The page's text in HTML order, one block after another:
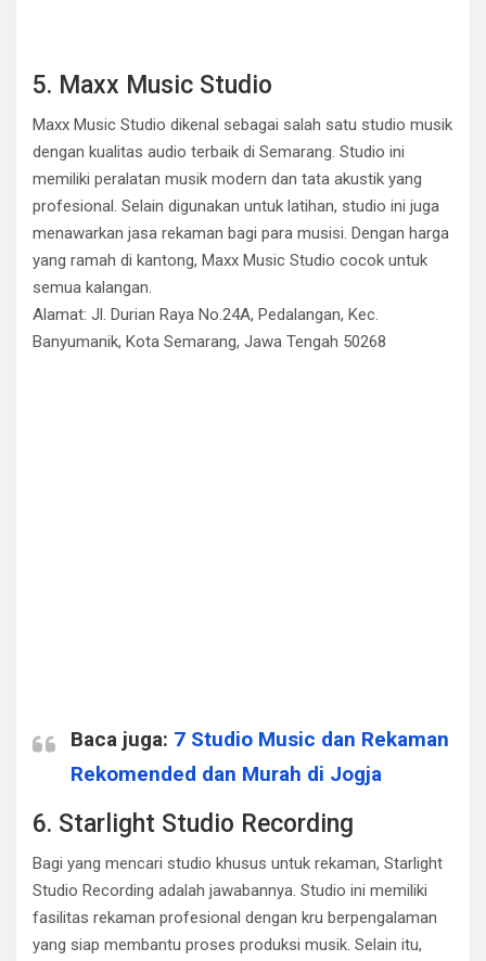
5. Maxx Music Studio
Maxx Music Studio dikenal sebagai salah satu studio musik
dengan kualitas audio terbaik di Semarang. Studio ini
memiliki peralatan musik modern dan tata akustik yang
profesional. Selain digunakan untuk latihan, studio ini juga
menawarkan jasa rekaman bagi para musisi. Dengan harga
yang ramah di kantong, Maxx Music Studio cocok untuk
semua kalangan.
Alamat: Jl. Durian Raya No.24A, Pedalangan, Kec.
Banyumanik, Kota Semarang, Jawa Tengah 50268
Baca juga: 7 Studio Music dan Rekaman
Rekomended dan Murah di Jogja
6. Starlight Studio Recording
Bagi yang mencari studio khusus untuk rekaman, Starlight
Studio Recording adalah jawabannya. Studio ini memiliki
fasilitas rekaman profesional dengan kru berpengalaman
yang siap membantu proses produksi musik. Selain itu,